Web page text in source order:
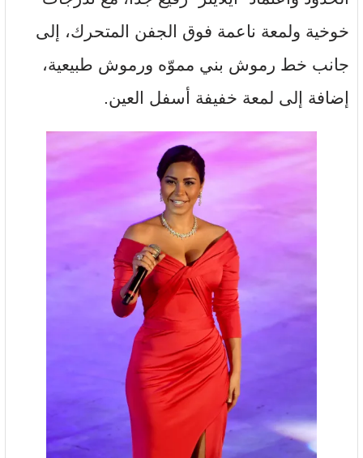
خوخية ولمعة ناعمة فوق الجفن المتحرك، إلى
جانب خط رموش بني مموّه ورموش طبيعية،
إضافة إلى لمعة خفيفة أسفل العين.